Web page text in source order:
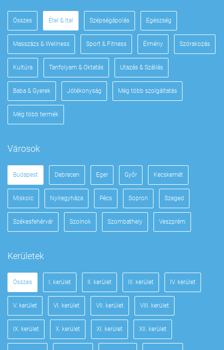
Összes Étel & Ital Szépségápolás Egészség
Masszázs & Wellness Sport & Fitness Élmény Szórakozás
Kultúra Tanfolyam & Oktatás Utazás & Szállás
Baba & Gyerek Jótékonyság Még több szolgáltatás
Még több termék
Városok
Budapest Debrecen Eger Győr Kecskemét
Miskolc Nyíregyháza Pécs Sopron Szeged
Székesfehérvár Szolnok Szombathely Veszprém
Kerületek
Összes I. kerület II. kerület III. kerület IV. kerület
V. kerület VI. kerület VII. kerület VIII. kerület
IX. kerület X. kerület XI. kerület XII. kerület